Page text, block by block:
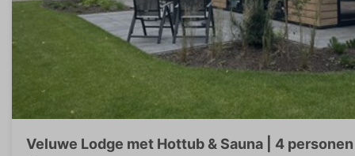
Veluwe Lodge met Hottub & Sauna | 4 personen